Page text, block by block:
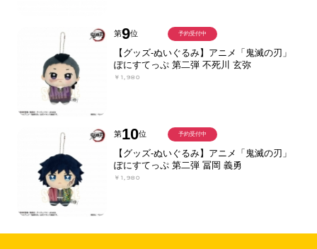
第9位
【グッズ-ぬいぐるみ】アニメ「鬼滅の刃」
ぽにすてっぷ 第二弾 不死川 玄弥
￥1,980
予約受付中
第10位
【グッズ-ぬいぐるみ】アニメ「鬼滅の刃」
ぽにすてっぷ 第二弾 冨岡 義勇
￥1,980
予約受付中